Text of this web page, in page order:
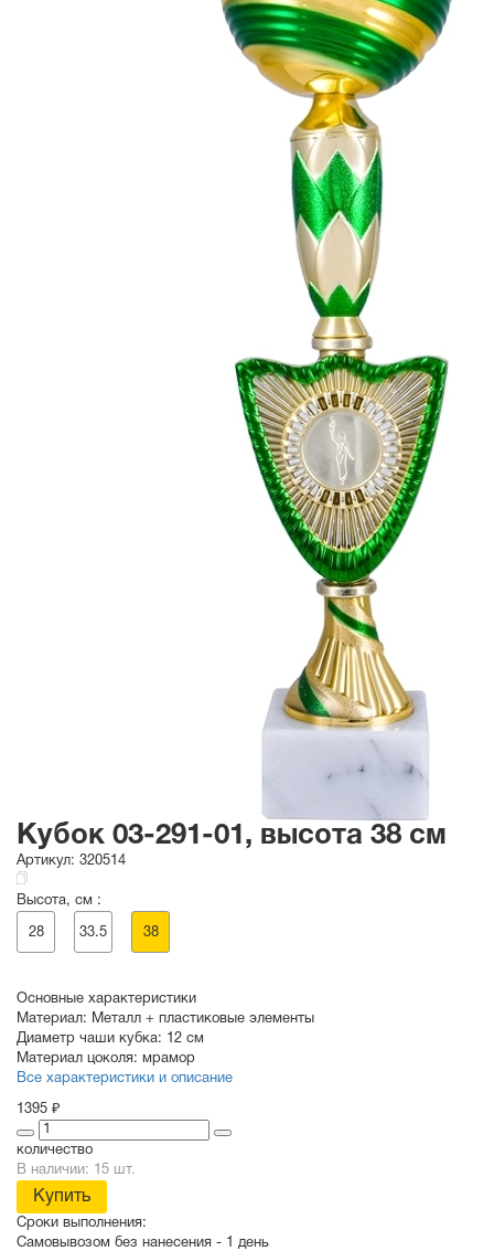
Кубок 03-291-01, высота 38 см
Артикул: 320514
Высота, см :
28 33.5 38
Основные характеристики
Материал: Металл + пластиковые элементы
Диаметр чаши кубка: 12 см
Материал цоколя: мрамор
Все характеристики и описание
1395 ₽
количество
В наличии: 15 шт.
Купить
Сроки выполнения:
Самовывозом без нанесения - 1 день